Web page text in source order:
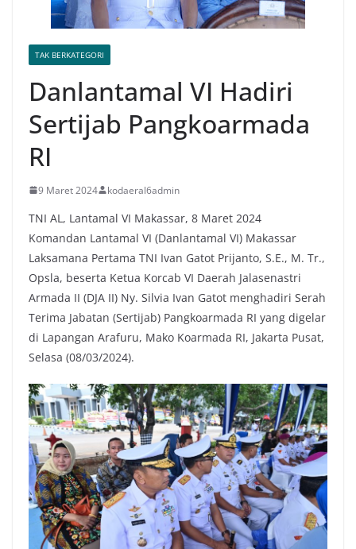
TAK BERKATEGORI
Danlantamal VI Hadiri
Sertijab Pangkoarmada
RI
9 Maret 2024 kodaeral6admin
TNI AL, Lantamal VI Makassar, 8 Maret 2024
Komandan Lantamal VI (Danlantamal VI) Makassar
Laksamana Pertama TNI Ivan Gatot Prijanto, S.E., M. Tr.,
Opsla, beserta Ketua Korcab VI Daerah Jalasenastri
Armada II (DJA II) Ny. Silvia Ivan Gatot menghadiri Serah
Terima Jabatan (Sertijab) Pangkoarmada RI yang digelar
di Lapangan Arafuru, Mako Koarmada RI, Jakarta Pusat,
Selasa (08/03/2024).